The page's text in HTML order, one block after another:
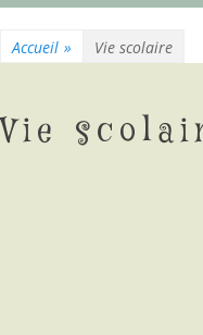
Accueil » Vie scolaire
Vie